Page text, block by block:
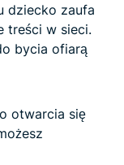
dziecko zaufa
treści w sieci.
bycia ofiarą
otwarcia się